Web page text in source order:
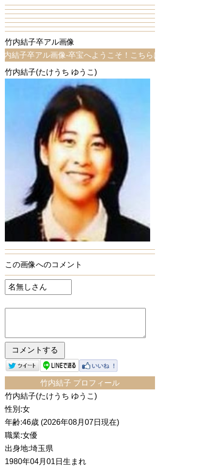
竹内結子卒アル画像
ル画像-卒宝へようこそ！こちらは、竹内結子卒アル画像
竹内結子(たけうち ゆうこ)
この画像へのコメント
竹内結子 プロフィール
竹内結子(たけうち ゆうこ)
性別:女
年齢:46歳 (2026年08月07日現在)
職業:女優
出身地:埼玉県
1980年04月01日生まれ